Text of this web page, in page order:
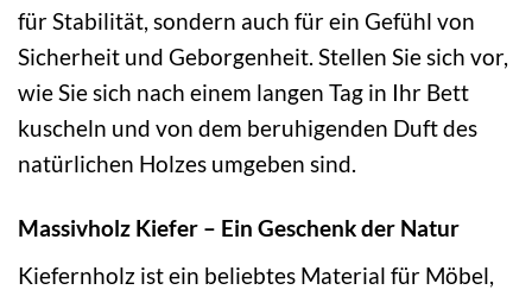
für Stabilität, sondern auch für ein Gefühl von
Sicherheit und Geborgenheit. Stellen Sie sich vor,
wie Sie sich nach einem langen Tag in Ihr Bett
kuscheln und von dem beruhigenden Duft des
natürlichen Holzes umgeben sind.
Massivholz Kiefer – Ein Geschenk der Natur
Kiefernholz ist ein beliebtes Material für Möbel,